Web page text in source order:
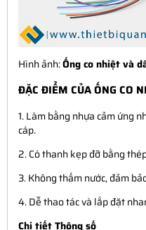
Hình ảnh:Ống co nhiệt và
ĐẶC ĐIỂM CỦA ỐNG CO
1. Làm bằng nhựa cảm ứng
cáp.
2. Có thanh kẹp đỡ bằng
3. Không thấm nước, đảm
4. Dễ thao tác và lắp đặt
Chi tiết Thông số